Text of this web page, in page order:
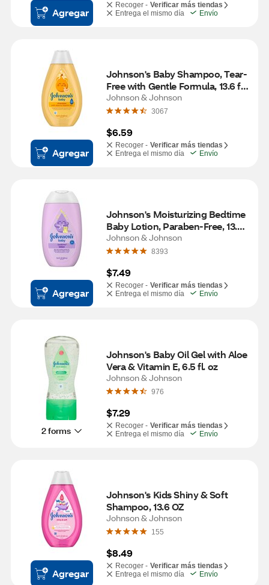
Agregar
Recoger - Verificar más tiendas
Entrega el mismo día
Envío
Agregar
Johnson's Baby Shampoo, Tear-
Free with Gentle Formula, 13.6 fl.
oz
Johnson & Johnson
3067
$6.59
Recoger - Verificar más tiendas
Entrega el mismo día
Envío
Agregar
Johnson's Moisturizing Bedtime
Baby Lotion, Paraben-Free, 13.6
fl. oz
Johnson & Johnson
8393
$7.49
Recoger - Verificar más tiendas
Entrega el mismo día
Envío
2 forms
Johnson's Baby Oil Gel with Aloe
Vera & Vitamin E, 6.5 fl. oz
Johnson & Johnson
976
$7.29
Recoger - Verificar más tiendas
Entrega el mismo día
Envío
Agregar
Johnson's Kids Shiny & Soft
Shampoo, 13.6 OZ
Johnson & Johnson
155
$8.49
Recoger - Verificar más tiendas
Entrega el mismo día
Envío